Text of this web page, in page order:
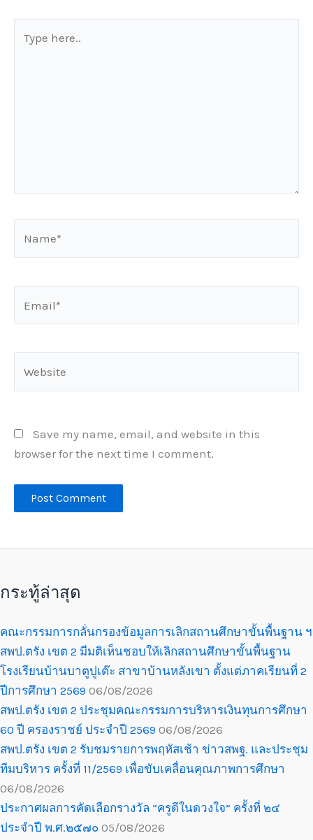
here..
Save my name, email, and website in this
browser for the next time I comment.
กระทู้ล่าสุด
คณะกรรมการกลั่นกรองข้อมูลการเลิกสถานศึกษาขั้นพื้นฐาน ฯ
สพป.ตรัง เขต 2 มีมติเห็นชอบให้เลิกสถานศึกษาขั้นพื้นฐาน
โรงเรียนบ้านบาตูปูเต๊ะ สาขาบ้านหลังเขา ตั้งแต่ภาคเรียนที่ 2
ปีการศึกษา 2569 06/08/2026
สพป.ตรัง เขต 2 ประชุมคณะกรรมการบริหารเงินทุนการศึกษา
60 ปี ครองราชย์ ประจำปี 2569 06/08/2026
สพป.ตรัง เขต 2 รับชมรายการพฤหัสเช้า ข่าวสพฐ. และประชุม
ทีมบริหาร ครั้งที่ 11/2569 เพื่อขับเคลื่อนคุณภาพการศึกษา
06/08/2026
ประกาศผลการคัดเลือกรางวัล “ครูดีในดวงใจ” ครั้งที่ ๒๔
ประจำปี พ.ศ.๒๕๗๐ 05/08/2026